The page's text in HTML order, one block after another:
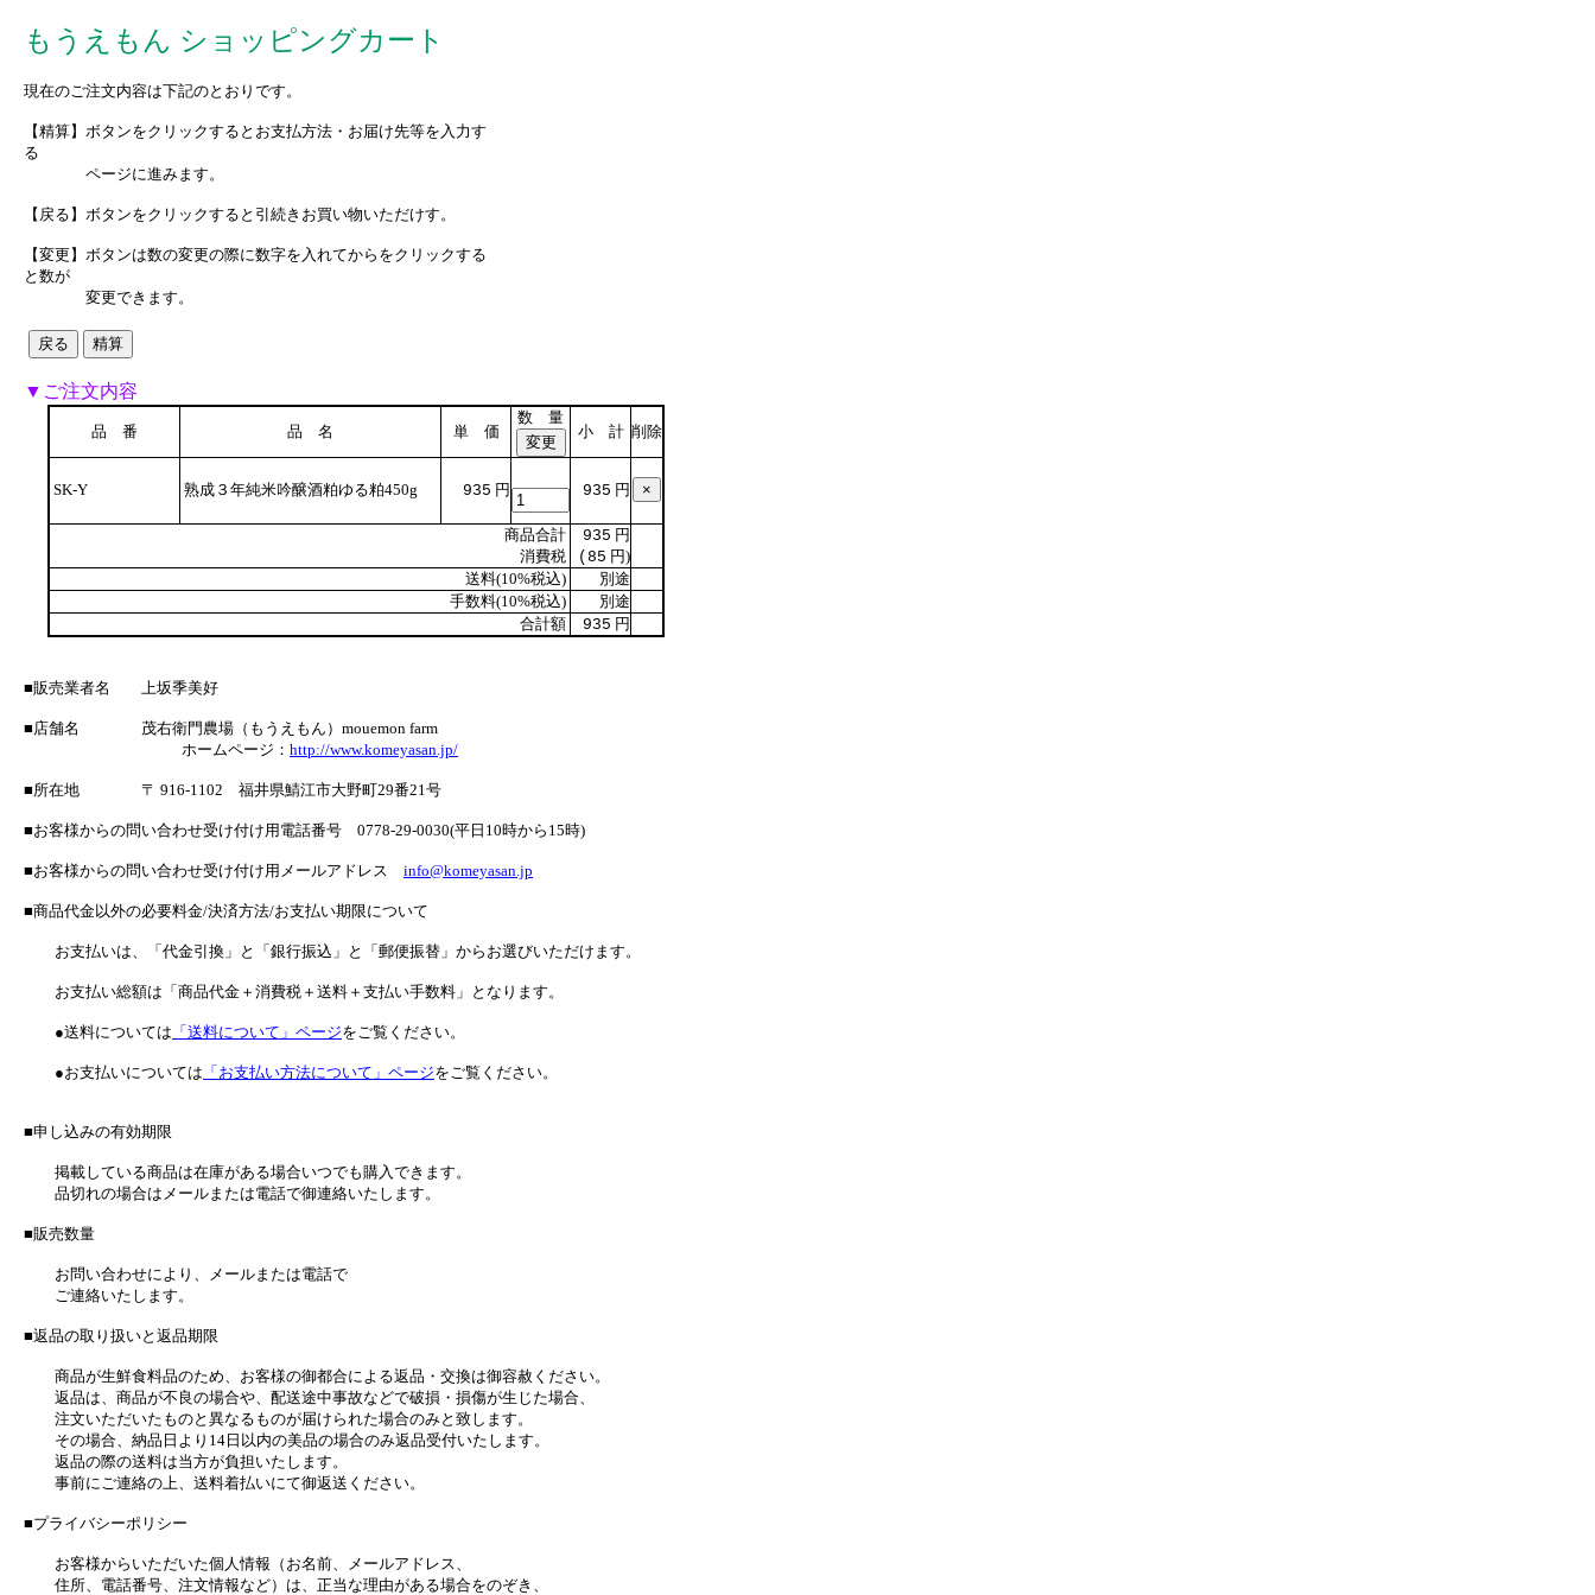
もうえもん ショッピングカート
現在のご注文内容は下記のとおりです。
【精算】ボタンをクリックするとお支払方法・お届け先等を入力す
る
ページに進みます。
【戻る】ボタンをクリックすると引続きお買い物いただけす。
【変更】ボタンは数の変更の際に数字を入れてからをクリックする
と数が
変更できます。
▼ご注文内容
品 番 品 名 単 価
数 量
小 計 削除
SK-Y 熟成３年純米吟醸酒粕ゆる粕450g 935 円 935 円
商品合計
消費税
935 円
(85 円)
送料(10%税込)
別途
手数料(10%税込)
別途
合計額
935 円
■販売業者名 上坂季美好
■店舗名 茂右衛門農場（もうえもん）mouemon farm
ホームページ： http://www.komeyasan.jp/
■所在地 〒 916-1102 福井県鯖江市大野町29番21号
■お客様からの問い合わせ受け付け用電話番号 0778-29-0030(平日10時から15時)
■お客様からの問い合わせ受け付け用メールアドレス info@komeyasan.jp
■商品代金以外の必要料金/決済方法/お支払い期限について
お支払いは、「代金引換」と「銀行振込」と「郵便振替」からお選びいただけます。
お支払い総額は「商品代金＋消費税＋送料＋支払い手数料」となります。
●送料については 「送料について」ページをご覧ください。
●お支払いについては 「お支払い方法について」ページをご覧ください。
■申し込みの有効期限
掲載している商品は在庫がある場合いつでも購入できます。
品切れの場合はメールまたは電話で御連絡いたします。
■販売数量
お問い合わせにより、メールまたは電話で
ご連絡いたします。
■返品の取り扱いと返品期限
商品が生鮮食料品のため、お客様の御都合による返品・交換は御容赦ください。
返品は、商品が不良の場合や、配送途中事故などで破損・損傷が生じた場合、
注文いただいたものと異なるものが届けられた場合のみと致します。
その場合、納品日より14日以内の美品の場合のみ返品受付いたします。
返品の際の送料は当方が負担いたします。
事前にご連絡の上、送料着払いにて御返送ください。
■プライバシーポリシー
お客様からいただいた個人情報（お名前、メールアドレス、
住所、電話番号、注文情報など）は、正当な理由がある場合をのぞき、